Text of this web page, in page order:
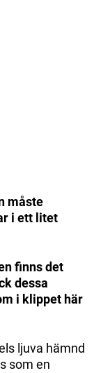
måste
i ett litet
finns det
dessa
i klippet här
ljuva hämnd
som en